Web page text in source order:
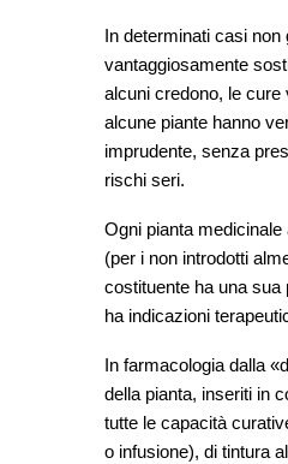
In determinati casi
vantaggiosamente
alcuni credono, le cure
alcune piante hanno
imprudente, senza
rischi seri.
Ogni pianta medicinale
(per i non introdotti
costituente ha una
ha indicazioni
In farmacologia dalla
della pianta, inseriti in
tutte le capacità
o infusione), di tintura